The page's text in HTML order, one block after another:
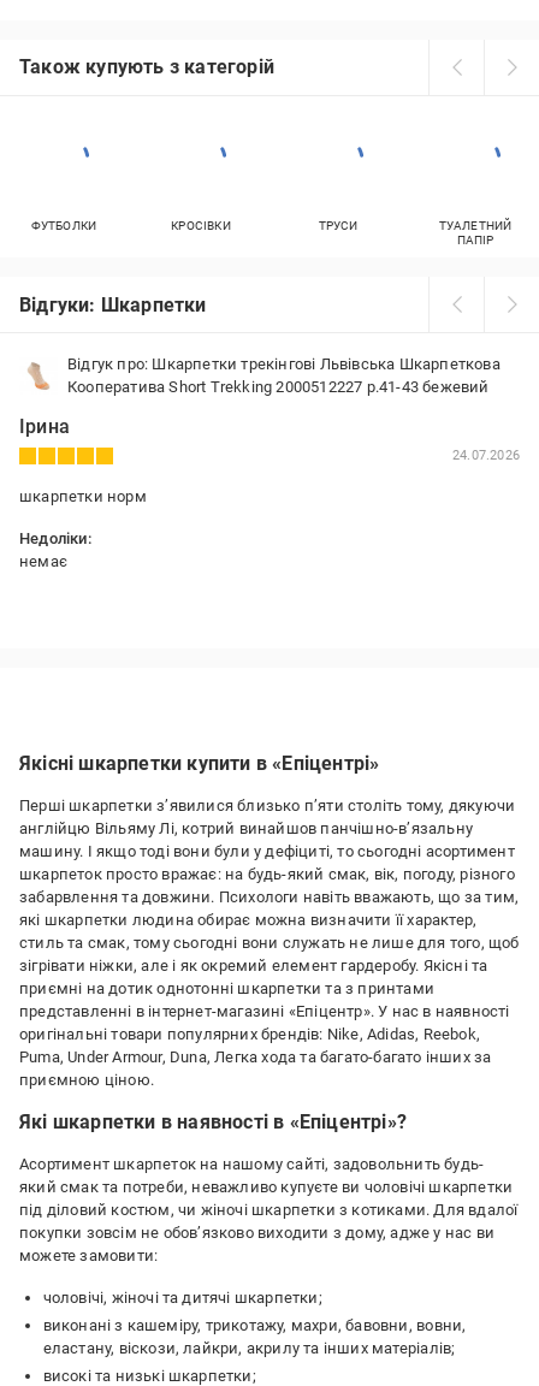
Також купують з категорій
ФУТБОЛКИ КРОСІВКИ ТРУСИ
ТУАЛЕТНИЙ
ПАПІР
Відгуки: Шкарпетки
Відгук про: Шкарпетки трекінгові Львівська Шкарпеткова
Кооператива Short Trekking 2000512227 р.41-43 бежевий
Ірина
24.07.2026
шкарпетки норм
Недоліки:
немає
Якісні шкарпетки купити в «Епіцентрі»
Перші шкарпетки з’явилися близько п’яти століть тому, дякуючи
англійцю Вільяму Лі, котрий винайшов панчішно-в’язальну
машину. І якщо тоді вони були у дефіциті, то сьогодні асортимент
шкарпеток просто вражає: на будь-який смак, вік, погоду, різного
забарвлення та довжини. Психологи навіть вважають, що за тим,
які шкарпетки людина обирає можна визначити її характер,
стиль та смак, тому сьогодні вони служать не лише для того, щоб
зігрівати ніжки, але і як окремий елемент гардеробу. Якісні та
приємні на дотик однотонні шкарпетки та з принтами
представленні в інтернет-магазині «Епіцентр». У нас в наявності
оригінальні товари популярних брендів: Nike, Adidas, Reebok,
Puma, Under Armour, Duna, Легка хода та багато-багато інших за
приємною ціною.
Які шкарпетки в наявності в «Епіцентрі»?
Асортимент шкарпеток на нашому сайті, задовольнить будь-
який смак та потреби, неважливо купуєте ви чоловічі шкарпетки
під діловий костюм, чи жіночі шкарпетки з котиками. Для вдалої
покупки зовсім не обов’язково виходити з дому, адже у нас ви
можете замовити:
чоловічі, жіночі та дитячі шкарпетки;
виконані з кашеміру, трикотажу, махри, бавовни, вовни,
еластану, віскози, лайкри, акрилу та інших матеріалів;
високі та низькі шкарпетки;